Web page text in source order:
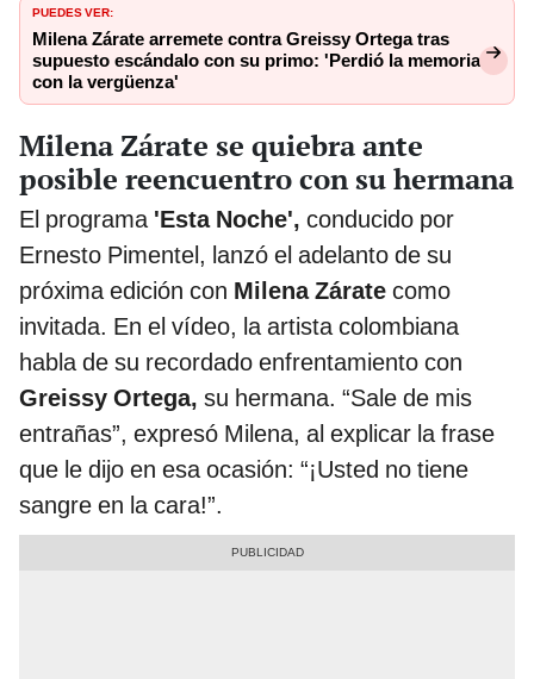
PUEDES VER:
Milena Zárate arremete contra Greissy Ortega tras
supuesto escándalo con su primo: 'Perdió la memoria
con la vergüenza'
Milena Zárate se quiebra ante
posible reencuentro con su hermana
El programa 'Esta Noche', conducido por
Ernesto Pimentel, lanzó el adelanto de su
próxima edición con Milena Zárate como
invitada. En el vídeo, la artista colombiana
habla de su recordado enfrentamiento con
Greissy Ortega, su hermana. “Sale de mis
entrañas”, expresó Milena, al explicar la frase
que le dijo en esa ocasión: “¡Usted no tiene
sangre en la cara!”.